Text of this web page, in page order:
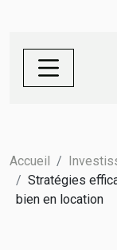
Accueil
Stratégies
bien en location